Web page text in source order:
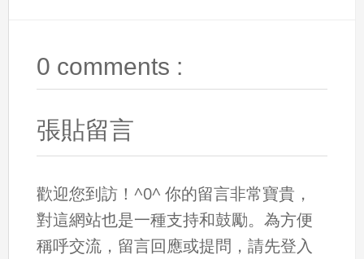
0 comments :
張貼留言
歡迎您到訪！^0^ 你的留言非常寶貴，
對這網站也是一種支持和鼓勵。為方便
稱呼交流，留言回應或提問，請先登入